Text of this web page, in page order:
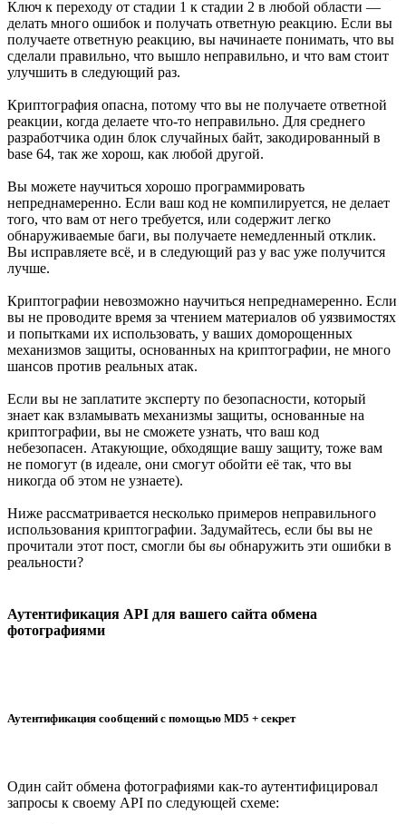
Ключ к переходу от стадии 1 к стадии 2 в любой области —
делать много ошибок и получать ответную реакцию. Если вы
получаете ответную реакцию, вы начинаете понимать, что вы
сделали правильно, что вышло неправильно, и что вам стоит
улучшить в следующий раз.
Криптография опасна, потому что вы не получаете ответной
реакции, когда делаете что-то неправильно. Для среднего
разработчика один блок случайных байт, закодированный в
base 64, так же хорош, как любой другой.
Вы можете научиться хорошо программировать
непреднамеренно. Если ваш код не компилируется, не делает
того, что вам от него требуется, или содержит легко
обнаруживаемые баги, вы получаете немедленный отклик.
Вы исправляете всё, и в следующий раз у вас уже получится
лучше.
Криптографии невозможно научиться непреднамеренно. Если
вы не проводите время за чтением материалов об уязвимостях
и попытками их использовать, у ваших доморощенных
механизмов защиты, основанных на криптографии, не много
шансов против реальных атак.
Если вы не заплатите эксперту по безопасности, который
знает как взламывать механизмы защиты, основанные на
криптографии, вы не сможете узнать, что ваш код
небезопасен. Атакующие, обходящие вашу защиту, тоже вам
не помогут (в идеале, они смогут обойти её так, что вы
никогда об этом не узнаете).
Ниже рассматривается несколько примеров неправильного
использования криптографии. Задумайтесь, если бы вы не
прочитали этот пост, смогли бы вы обнаружить эти ошибки в
реальности?
Аутентификация API для вашего сайта обмена
фотографиями
Аутентификация сообщений с помощью MD5 + секрет
Один сайт обмена фотографиями как-то аутентифицировал
запросы к своему API по следующей схеме: